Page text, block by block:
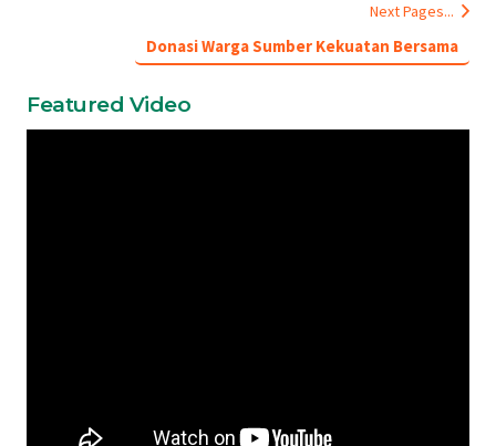
Next Pages...
Donasi Warga Sumber Kekuatan Bersama
Featured Video